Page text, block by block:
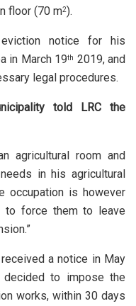
floor (70 m2).
notice for his
in March 19th 2019, and
legal procedures.
told LRC the
agricultural room and
in his agricultural
occupation is however
to force them to leave
a notice in May
decided to impose the
works, within 30 days